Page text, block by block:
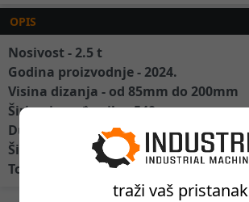
traži vaš pristanak
OPIS
Nosivost - 2.5 t
Godina proizvodnje - 2024.
Visina dizanja - od 85mm do 200mm
Širina između vila - 540 mm
Dužina vila - 1.150 mm
Širina vila - 150 mm